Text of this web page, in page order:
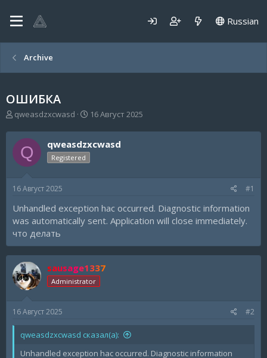
Russian
Archive
ОШИБКА
А
т
о
р
м
qweasdzxcwasd
Д
т
а
а
16 Август 2025
Q qweasdzxcwasd
Registered
16 Август 2025 #1
Unhandled exception hac occurred. Diagnostic information
was automatically sent. Application will close immediately.
что делать
sausage1337
Administrator
16 Август 2025 #2
qweasdzxcwasd сказал(а):
Unhandled exception hac occurred. Diagnostic information